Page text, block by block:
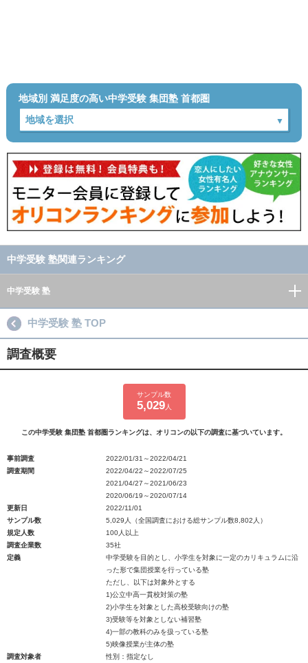
地域別 満足度の高い中学受験 集団塾 首都圏
中学受験 塾関連ランキング
中学受験 塾
中学受験 塾 TOP
調査概要
サンプル数
5,029人
この中学受験 集団塾 首都圏ランキングは、オリコンの以下の調査に基づいています。
事前調査
2022/01/31～2022/04/21
調査期間
2022/04/22～2022/07/25
2021/04/27～2021/06/23
2020/06/19～2020/07/14
更新日
2022/11/01
サンプル数
5,029人（全国調査における総サンプル数8,802人）
規定人数
100人以上
調査企業数
35社
定義
中学受験を目的とし、小学生を対象に一定のカリキュラムに沿
った形で集団授業を行っている塾
ただし、以下は対象外とする
1)公立中高一貫校対策の塾
2)小学生を対象とした高校受験向けの塾
3)受験等を対象としない補習塾
4)一部の教科のみを扱っている塾
5)映像授業が主体の塾
調査対象者
性別：指定なし